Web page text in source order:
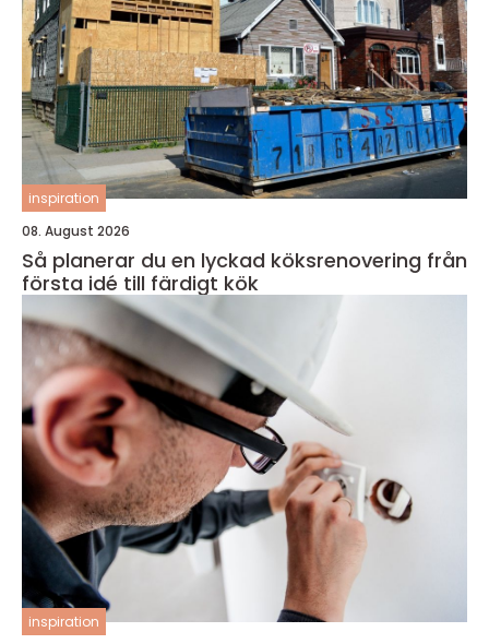
inspiration
08. August 2026
Så planerar du en lyckad köksrenovering från
första idé till färdigt kök
inspiration